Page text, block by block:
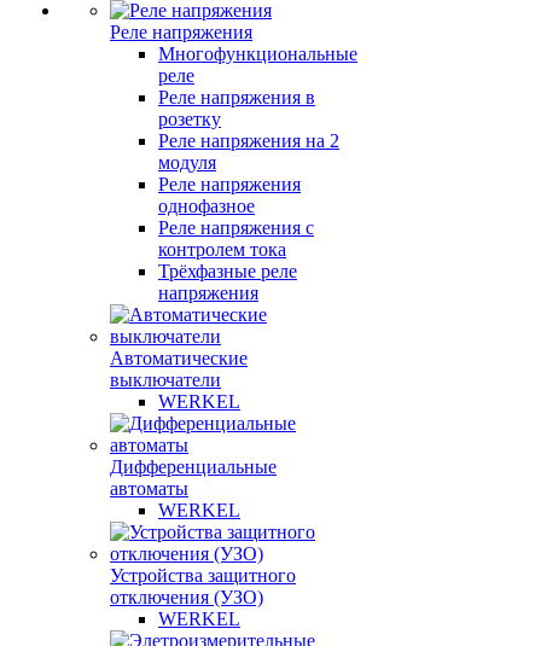
Реле напряжения
Многофункциональные
реле
Реле напряжения в
розетку
Реле напряжения на 2
модуля
Реле напряжения
однофазное
Реле напряжения с
контролем тока
Трёхфазные реле
напряжения
Автоматические
выключатели
WERKEL
Дифференциальные
автоматы
WERKEL
Устройства защитного
отключения (УЗО)
WERKEL